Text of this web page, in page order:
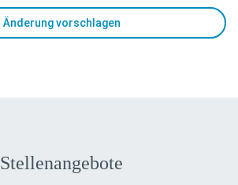
Änderung vorschlagen
Stellenangebote